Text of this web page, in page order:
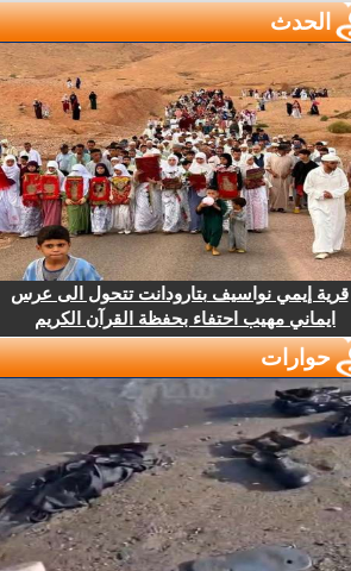
الحدث
قرية إيمي نواسيف بتارودانت تتحول الى عرس
ايماني مهيب احتفاء بحفظة القرآن الكريم
حوارات